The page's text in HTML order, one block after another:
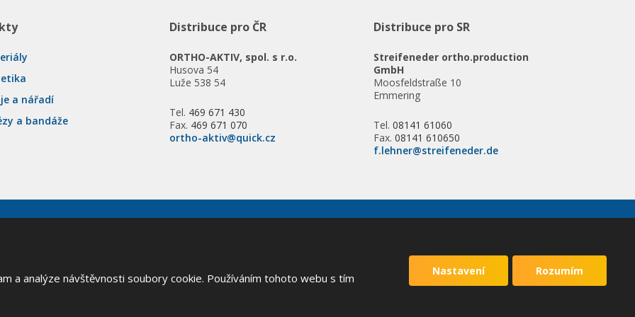
a nářadí
a bandáže
Distribuce pro ČR
ORTHO-AKTIV, spol. s r.o.
Husova 54
Luže 538 54
Tel. 469 671 430
Fax. 469 671 070
ortho-aktiv@quick.cz
Distribuce pro SR
Streifeneder ortho.production
GmbH
Moosfeldstraße 10
Emmering
Tel. 08141 61060
Fax. 08141 610650
f.lehner@streifeneder.de
a analýze návštěvnosti soubory cookie. Používáním tohoto webu s tím
Nastavení Rozumím